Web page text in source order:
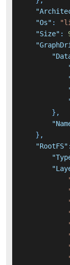
"Os" :
"Size" :
} ,
} ,
"RootFS" :